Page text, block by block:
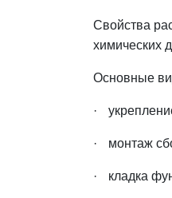
Свойства
химических
Основные
·
· монтаж
· кладка